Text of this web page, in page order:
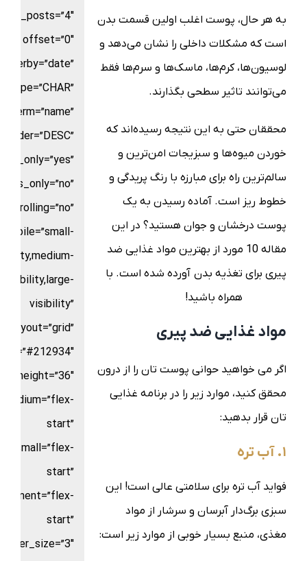
به هر حال، پوست اغلب اولین قسمت بدن
است که مشکلات داخلی را نشان می‌دهد و
لوسیون‌ها، کرم‌ها، ماسک‌ها و سرم‌ها فقط
می‌توانند تاثیر سطحی بگذارند.
محققان حتی به این نتیجه رسیده‌اند که
خوردن میوه‌ها و سبزیجات امن‌ترین و
سالم‌ترین راه برای مبارزه با رنگ پریدگی و
خطوط ریز است. آماده رسیدن به یک
پوست درخشان و جوان هستید؟ در این
مقاله 10 مورد از بهترین مواد غذایی ضد
پیری برای تغذیه بدن آورده شده است. با
همراه باشید!
مواد غذایی ضد پیری
اگر می خواهید حوانی پوست تان را از درون
محقق کنید، موارد زیر را در برنامه غذایی
تان قرار بدهید:
۱. آب تره
فواید آب تره برای سلامتی عالی است! این
سبزی برگ‌دار آبرسان و سرشار از مواد
مغذی، منبع بسیار خوبی از موارد زیر است:
offset=”0″
orderby=”date”
order=”DESC”
scrolling=”no”
visibility,large-
visibility”
layout=”grid”
start”
start”
start”